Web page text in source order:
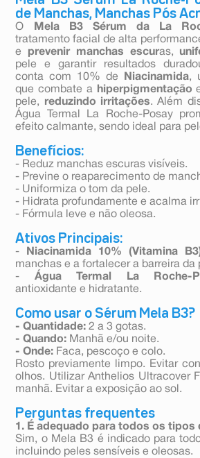
de Manchas, Manchas Pós
O Mela B3 Sérum da La
tratamento facial de alta
e prevenir manchas escuras,
pele e garantir resultados
conta com 10% de
Niacinamida,
que combate a
hiperpigmentação
pele, reduzindo irritações. Além
Água Termal La Roche-Posay
efeito calmante, sendo ideal para
Benefícios:
- Reduz manchas escuras visíveis.
- Previne o reaparecimento de
- Uniformiza o tom da pele.
- Hidrata profundamente e acalma
- Fórmula leve e não oleosa.
Ativos Principais:
- Niacinamida 10% (Vitamina
manchas e a fortalecer a barreira da
- Água Termal La Roche-
antioxidante e hidratante.
Como usar o Sérum Mela B3?
- Quantidade: 2 a 3 gotas.
- Quando: Manhã e/ou noite.
- Onde: Faca, pescoço e colo.
Rosto previamente limpo. Evitar
olhos. Utilizar Anthelios Ultracover
manhã. Evitar a exposição ao sol.
Perguntas frequentes
1. É adequado para todos os tipos
Sim, o Mela B3 é indicado para
incluindo peles sensíveis e oleosas.